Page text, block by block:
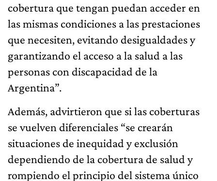
cobertura que tengan puedan acceder en
las mismas condiciones a las prestaciones
que necesiten, evitando desigualdades y
garantizando el acceso a la salud a las
personas con discapacidad de la
Argentina”.
Además, advirtieron que si las coberturas
se vuelven diferenciales “se crearán
situaciones de inequidad y exclusión
dependiendo de la cobertura de salud y
rompiendo el principio del sistema único